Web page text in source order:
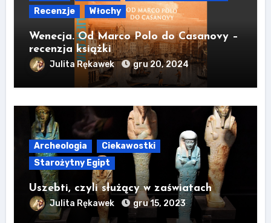
Recenzje
Włochy
Wenecja. Od Marco Polo do Casanovy –
recenzja książki
Julita Rękawek gru 20, 2024
Archeologia
Ciekawostki
Starożytny Egipt
Uszebti, czyli służący w zaświatach
Julita Rękawek gru 15, 2023